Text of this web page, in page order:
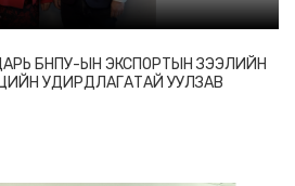
БНПУ-ЫН ЭКСПОРТЫН ЗЭЭЛИЙН
УДИРДЛАГАТАЙ УУЛЗАВ